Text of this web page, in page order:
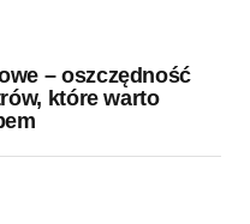
– oszczędność
które warto